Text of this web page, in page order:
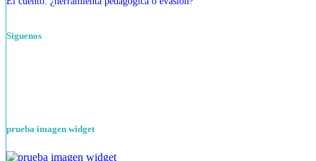
Siguenos
prueba imagen widget